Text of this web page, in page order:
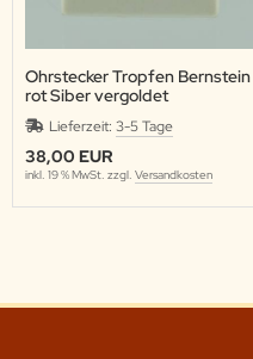
Ohrstecker Tropfen Bernstein
rot Siber vergoldet
Lieferzeit: 3-5 Tage
38,00 EUR
inkl. 19 % MwSt. zzgl. Versandkosten